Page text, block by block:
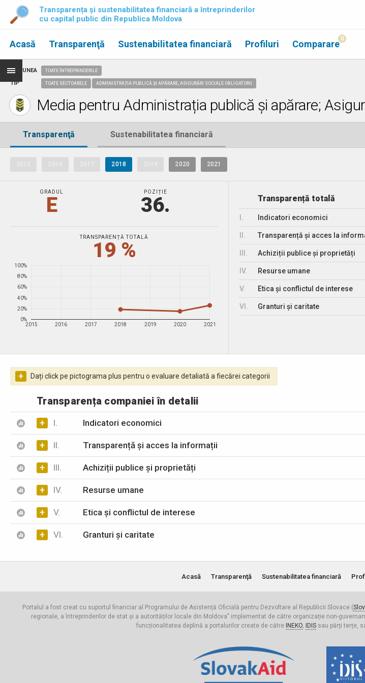
Transparența și sustenabilitatea financiară a întreprinderilor
cu capital public din Republica Moldova
Acasă Transparenţă Sustenabilitatea financiară Profiluri Comparare 0
REGIUNEA
TIP
TOATE ÎNTREPRINDERILE
TOATE SECTOARELE ADMINISTRAȚIA PUBLICĂ ȘI APĂRARE; ASIGURĂRI SOCIALE OBLIGATORII
Media pentru Administrația publică și apărare;
Transparenţă Sustenabilitatea financiară
2018 2020 2021
GRADUL
E
POZIȚIE
36.
TRANSPARENȚĂ TOTALĂ
19 %
2015 2016 2017 2018 2019 2020 2021
0%
20%
40%
60%
80%
100%
Transparență totală
Indicatori economici
Transparență și acces la
Achiziții publice și proprietăți
IV. Resurse umane
V. Etica și conflictul de interese
VI. Granturi și caritate
+ Dați click pe pictograma plus pentru o evaluare detaliată a fiecărei categorii
Transparența companiei în detalii
+ I. Indicatori economici
+ II. Transparență și acces la informații
+ III. Achiziții publice și proprietăți
+ IV. Resurse umane
+ V. Etica și conflictul de interese
+ VI. Granturi și caritate
Acasă Transparenţă Sustenabilitatea financiară
Portalul a fost creat cu suportul financiar al Programului de Asistență Oficială pentru Dezvoltare al Republicii Slovace (
regionale, a întreprinderilor de stat și a autorităților locale din Moldova" implementat de către organizație non-
funcționalitatea deplină a portalurilor create de către INEKO, IDISsau părți terțe,